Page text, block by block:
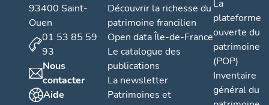
93400 Saint-
Ouen
01 53 85 59
93
Nous
contacter
Aide
Découvrir la richesse du
patrimoine francilien
Open data Île-de-France
Le catalogue des
publications
La newsletter
Patrimoines et
La
plateforme
ouverte du
patrimoine
(POP)
Inventaire
général du